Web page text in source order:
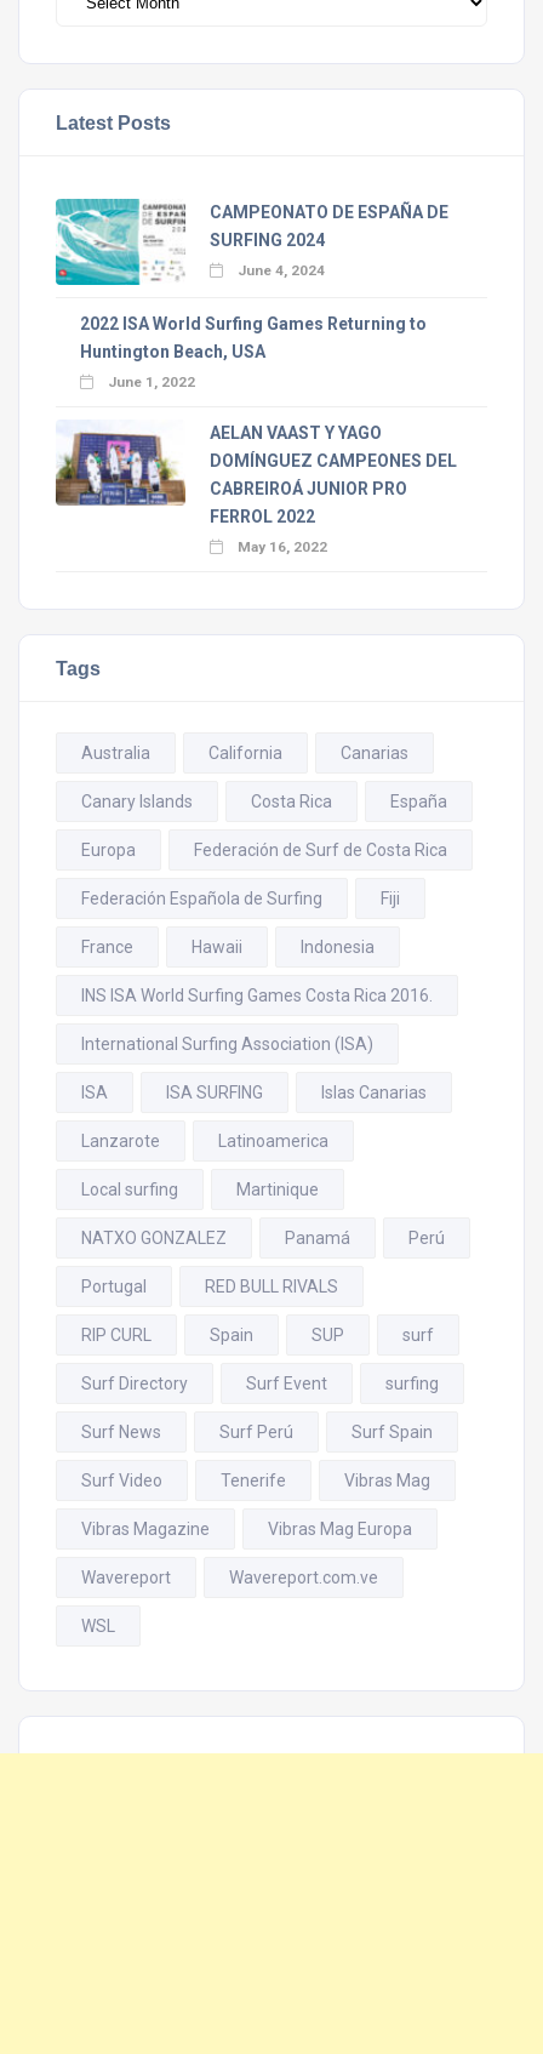
Latest Posts
CAMPEONATO DE ESPAÑA DE
SURFING 2024
June 4, 2024
2022 ISA World Surfing Games Returning to
Huntington Beach, USA
June 1, 2022
AELAN VAAST Y YAGO
DOMÍNGUEZ CAMPEONES DEL
CABREIROÁ JUNIOR PRO
FERROL 2022
May 16, 2022
Tags
Australia California Canarias
Canary Islands Costa Rica España
Europa Federación de Surf de Costa Rica
Federación Española de Surfing Fiji
France Hawaii Indonesia
INS ISA World Surfing Games Costa Rica 2016.
International Surfing Association (ISA)
ISA ISA SURFING Islas Canarias
Lanzarote Latinoamerica
Local surfing Martinique
NATXO GONZALEZ Panamá Perú
Portugal RED BULL RIVALS
RIP CURL Spain SUP surf
Surf Directory Surf Event surfing
Surf News Surf Perú Surf Spain
Surf Video Tenerife Vibras Mag
Vibras Magazine Vibras Mag Europa
Wavereport Wavereport.com.ve
WSL